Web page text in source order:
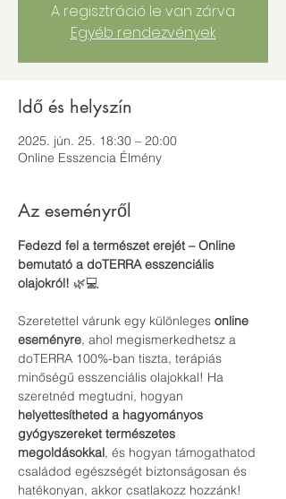
A regisztráció le van zárva
Egyéb rendezvények
Idő és helyszín
2025. jún. 25. 18:30 – 20:00
Online Esszencia Élmény
Az eseményről
Fedezd fel a természet erejét – Online
bemutató a doTERRA esszenciális
olajokról! 🌿💻
Szeretettel várunk egy különleges online
eseményre, ahol megismerkedhetsz a
doTERRA 100%-ban tiszta, terápiás
minőségű esszenciális olajokkal! Ha
szeretnéd megtudni, hogyan
helyettesítheted a hagyományos
gyógyszereket természetes
megoldásokkal, és hogyan támogathatod
családod egészségét biztonságosan és
hatékonyan, akkor csatlakozz hozzánk!